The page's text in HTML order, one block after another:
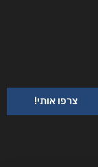
צרפו אותי!